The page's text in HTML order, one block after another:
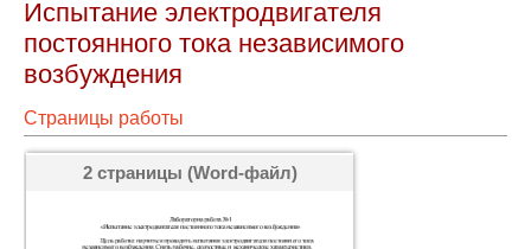
Испытание электродвигателя
постоянного тока независимого
возбуждения
Страницы работы
2 страницы (Word-файл)